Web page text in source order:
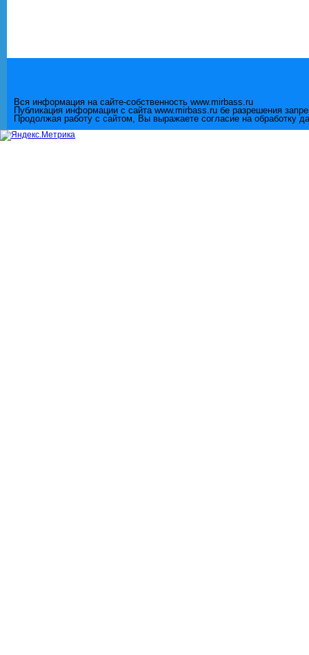
Вся информация на сайте-собственность www.mirbass.ru
Публикация информации с сайта www.mirbass.ru бе разрешения
Продолжая работу с сайтом, Вы выражаете согласие на обработку